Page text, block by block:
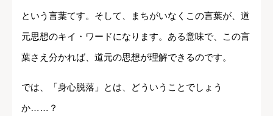
という言葉てす。そして、まちがいなくこの言葉が、道
元思想のキイ・ワードになります。ある意味で、この言
葉さえ分かれば、道元の思想が理解できるのです。
では、「身心脱落」とは、どういうことでしょう
か……？